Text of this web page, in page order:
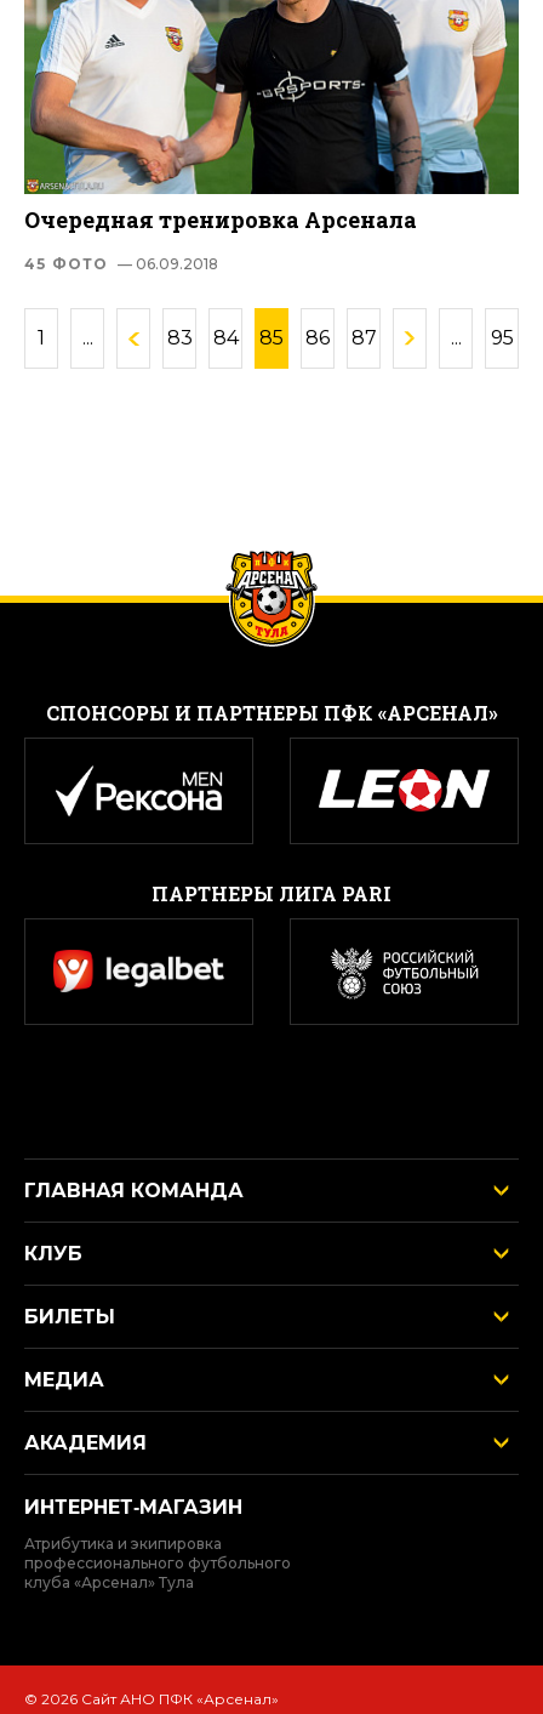
Очередная тренировка Арсенала
45 ФОТО — 06.09.2018
1 ... 83 84 85 86 87 ... 95
CПОНСОРЫ И ПАРТНЕРЫ ПФК «АРСЕНАЛ»
ПАРТНЕРЫ ЛИГА PARI
ГЛАВНАЯ КОМАНДА
КЛУБ
БИЛЕТЫ
МЕДИА
АКАДЕМИЯ
ИНТЕРНЕТ‑МАГАЗИН
Атрибутика и экипировка
профессионального футбольного
клуба «Арсенал» Тула
© 2026 Сайт АНО ПФК «Арсенал»